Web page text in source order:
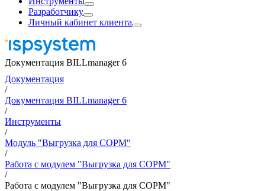
Разработчику
Личный кабинет клиента
Документация BILLmanager 6
Документация
/
Документация BILLmanager 6
/
Инструменты
/
Модуль "Выгрузка для СОРМ"
/
Работа с модулем "Выгрузка для СОРМ"
/
Работа с модулем "Выгрузка для СОРМ"